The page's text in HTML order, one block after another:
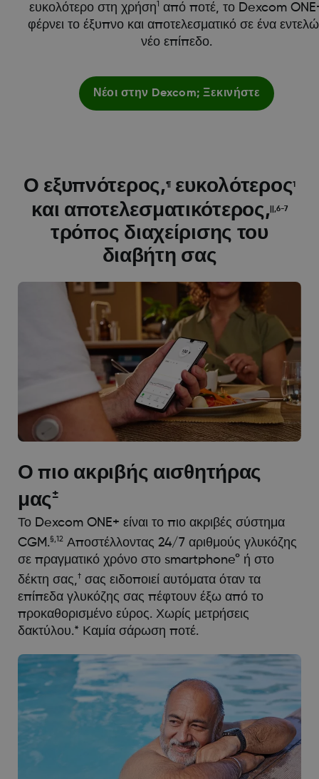
ευκολότερο στη χρήση1
από ποτέ, το Dexcom
φέρνει το έξυπνο και αποτελεσματικό σε ένα
νέο επίπεδο.
Νέοι στην Dexcom; Ξεκινήστε
Ο εξυπνότερος,¶ ευκολότερος1
και αποτελεσματικότερος, ||,6-7
τρόπος διαχείρισης του
διαβήτη σας
Ο πιο ακριβής αισθητήρας
μας±
Το Dexcom ONE+ είναι το πιο ακριβές σύστημα
CGM.§,12Αποστέλλοντας 24/7 αριθμούς γλυκόζης
σε πραγματικό χρόνο στο smartphone° ή στο
δέκτη σας,† σας ειδοποιεί αυτόματα όταν τα
επίπεδα γλυκόζης σας πέφτουν έξω από το
προκαθορισμένο εύρος. Χωρίς μετρήσεις
δακτύλου.* Καμία σάρωση ποτέ.